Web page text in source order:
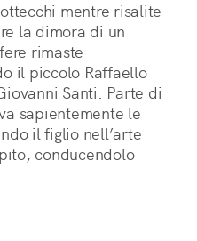
mentre risalite
la dimora di un
rimaste
il piccolo Raffaello
Santi. Parte di
sapientemente le
il figlio nell’arte
conducendolo